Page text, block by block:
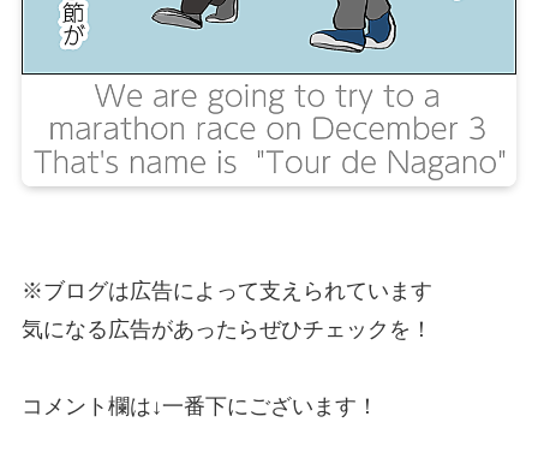
※ブログは広告によって支えられています
気になる広告があったらぜひチェックを！
コメント欄は↓一番下にございます！